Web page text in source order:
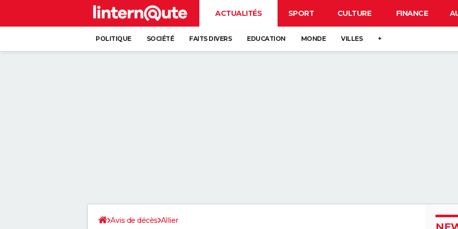
ACTUALITÉS SPORT CULTURE FINANCE
POLITIQUE SOCIÉTÉ FAITS DIVERS EDUCATION MONDE VILLES +
Avis de décès Allier